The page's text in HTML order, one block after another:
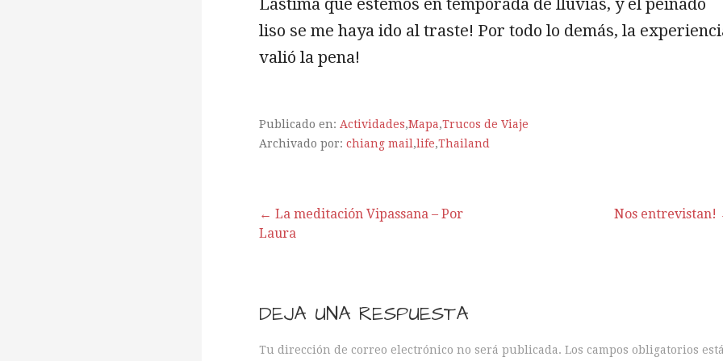
Lástima que estemos en temporada de lluvias, y el peinado
liso se me haya ido al traste! Por todo lo demás, la
valió la pena!
Publicado en: Actividades,Mapa,Trucos de Viaje
Archivado por: chiang mail ,life,Thailand
← La meditación Vipassana – Por
Laura
Nos entrevistan!
DEJA UNA RESPUESTA
Tu dirección de correo electrónico no será publicada. Los campos obligatorios